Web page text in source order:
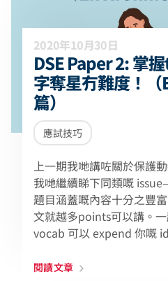
2020年10月30日
DSE Paper 2: 掌
字奪星冇難度！
篇）
應試技巧
上一期我哋講咗關於保護
我哋繼續睇下同類嘅
題目涵蓋嘅內容十分之豐
文就越多points可以講。
vocab 可以 expend 你嘅
閱讀文章